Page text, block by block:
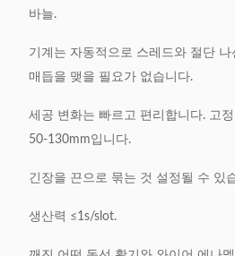
바늘.
기계는 자동적으로 스레드와 절단
매듭을 맺을 필요가 없습니다.
세공 변화는 빠르고 편리합니다. 고
50-130mm입니다.
긴장을 끈으로 묶는 것 설정될 수 있
생산력 ≤1s/slot.